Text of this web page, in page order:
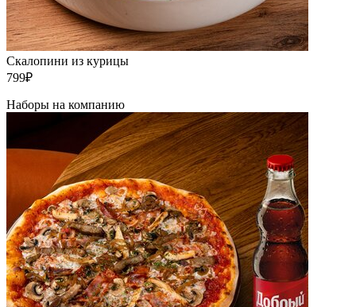
Скалопини из курицы
799₽
Наборы на компанию